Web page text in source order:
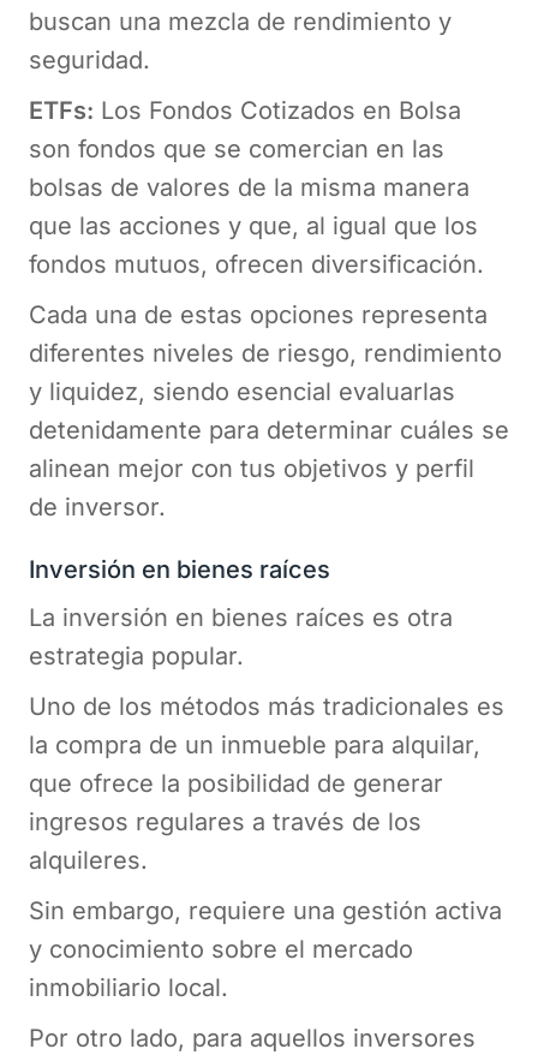
buscan una mezcla de rendimiento y
seguridad.
ETFs: Los Fondos Cotizados en Bolsa
son fondos que se comercian en las
bolsas de valores de la misma manera
que las acciones y que, al igual que los
fondos mutuos, ofrecen diversificación.
Cada una de estas opciones representa
diferentes niveles de riesgo, rendimiento
y liquidez, siendo esencial evaluarlas
detenidamente para determinar cuáles se
alinean mejor con tus objetivos y perfil
de inversor.
Inversión en bienes raíces
La inversión en bienes raíces es otra
estrategia popular.
Uno de los métodos más tradicionales es
la compra de un inmueble para alquilar,
que ofrece la posibilidad de generar
ingresos regulares a través de los
alquileres.
Sin embargo, requiere una gestión activa
y conocimiento sobre el mercado
inmobiliario local.
Por otro lado, para aquellos inversores